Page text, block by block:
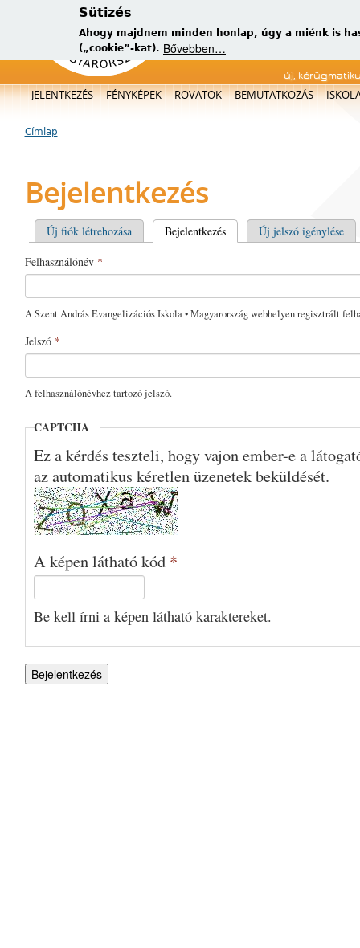
Sütizés
Ahogy majdnem minden honlap, úgy a miénk is
(„cookie”-kat). Bővebben…
új,
Főmenü
JELENTKEZÉS FÉNYKÉPEK ROVATOK BEMUTATKOZÁS
Jelenlegi hely
Címlap
Bejelentkezés
Elsődleges fülek
Új fiók létrehozása Bejelentkezés(aktív fül)Új jelszó igénylése
Felhasználónév *
A Szent András Evangelizációs Iskola • Magyarország webhelyen regisztrált
Jelszó *
A felhasználónévhez tartozó jelszó.
CAPTCHA
Ez a kérdés teszteli, hogy vajon ember-e a
az automatikus kéretlen üzenetek beküldését.
A képen látható kód *
Be kell írni a képen látható karaktereket.